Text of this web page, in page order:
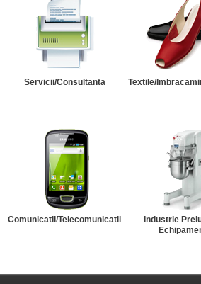
Servicii/Consultanta Textile/
Comunicatii/Telecomunicatii
Industrie